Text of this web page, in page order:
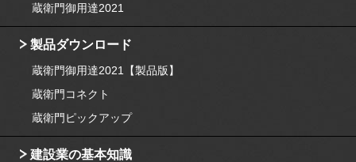
蔵衛門御用達2021
製品ダウンロード
蔵衛門御用達2021【製品版】
蔵衛門コネクト
蔵衛門ピックアップ
建設業の基本知識